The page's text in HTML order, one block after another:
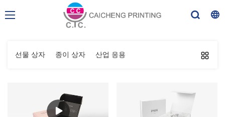
선물 상자 종이 상자 산업 응용